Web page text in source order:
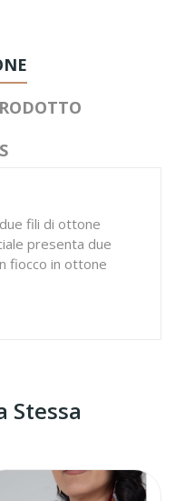
fili di ottone
presenta due
fiocco in ottone
Stessa